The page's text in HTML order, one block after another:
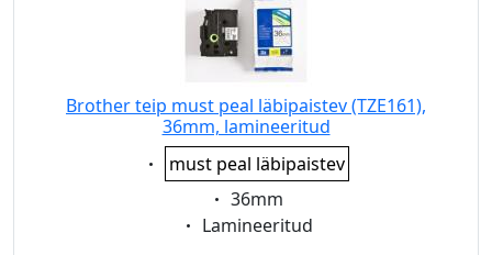
Brother teip must peal läbipaistev (TZE161),
36mm, lamineeritud
Eigenschaft:
must peal läbipaistev
Eigenschaft:
36mm
Eigenschaft:
Lamineeritud